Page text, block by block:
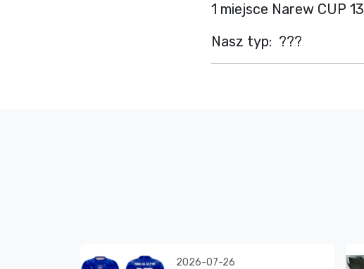
1 miejsce Narew CUP 13
Nasz typ: ???
2026-07-26